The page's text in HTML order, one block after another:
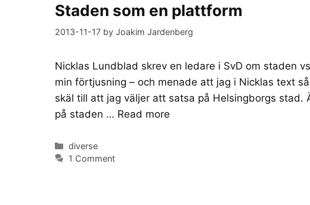
Staden som en plattform
2013-11-17 by Joakim Jardenberg
Nicklas Lundblad skrev en ledare i SvD om staden
min förtjusning – och menade att jag i Nicklas text
skäl till att jag väljer att satsa på Helsingborgs
på staden … Read more
Categories
diverse
1 Comment